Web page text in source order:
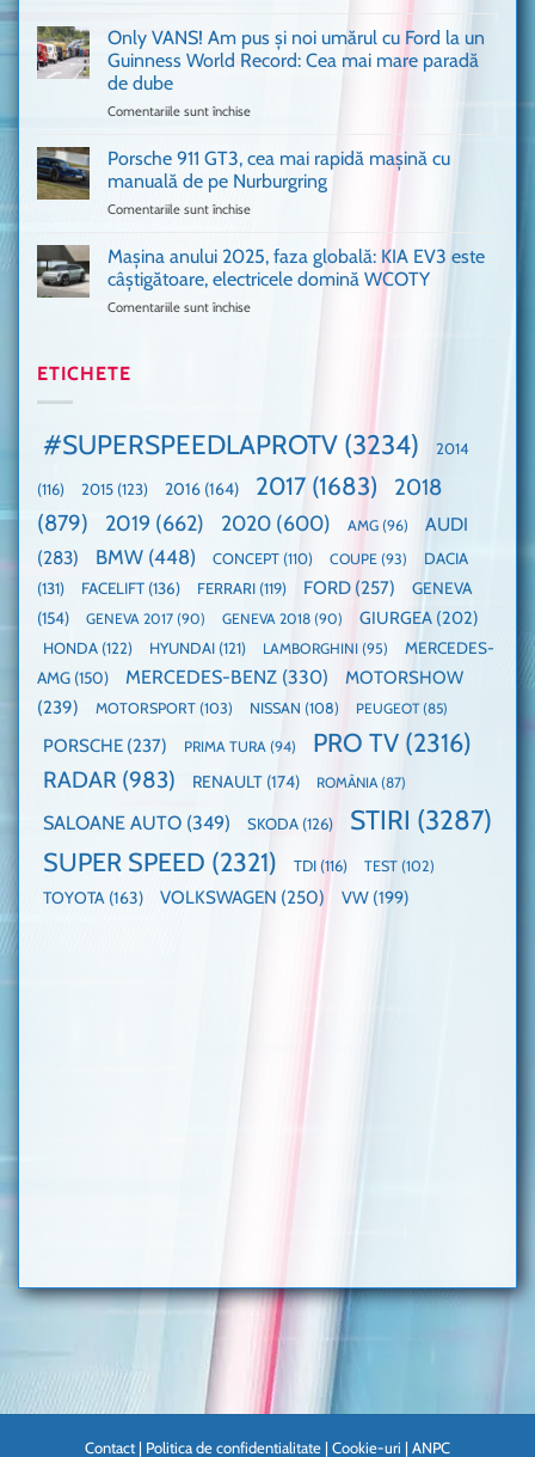
mașină
Ferrari
de
mulți
în
UK,
că
nevoie
de
Only VANS! Am pus și noi umărul cu Ford la un
Guinness World Record: Cea mai mare paradă
de dube
Comentariile sunt închise
Am
pus
umărul
cu
mai
mare
paradă
de
dube
Porsche 911 GT3, cea mai rapidă mașină cu
manuală de pe Nurburgring
Comentariile sunt închise
911
GT3,
cea
pe
Nurburgring
Mașina anului 2025, faza globală: KIA EV3 este
câștigătoare, electricele domină WCOTY
Comentariile sunt închise
EV3
câștigătoare,
domină
WCOTY
ETICHETE
#SUPERSPEEDLAPROTV (3234) 2014
(116) 2015 (123) 2016 (164) 2017 (1683)
2018
(879)
2019 (662) 2020 (600) AMG (96)
AUDI
(283)
BMW (448) CONCEPT (110) COUPE (93)
DACIA
(131)
FACELIFT (136) FERRARI (119) FORD (257)
GENEVA
(154)
GENEVA 2017 (90) GENEVA 2018 (90) GIURGEA (202)
HONDA (122) HYUNDAI (121) LAMBORGHINI (95)
MERCEDES-
AMG (150) MERCEDES-BENZ (330)
MOTORSHOW
(239)
MOTORSPORT (103) NISSAN (108) PEUGEOT(85)
PORSCHE (237) PRIMA TURA (94) PRO TV (2316)
RADAR (983) RENAULT (174) ROMÂNIA(87)
SALOANE AUTO (349) SKODA (126) STIRI (3287)
SUPER SPEED (2321) TDI (116) TEST (102)
TOYOTA (163) VOLKSWAGEN (250) VW (199)
Contact | Politica de confidentialitate | Cookie-uri | ANPC